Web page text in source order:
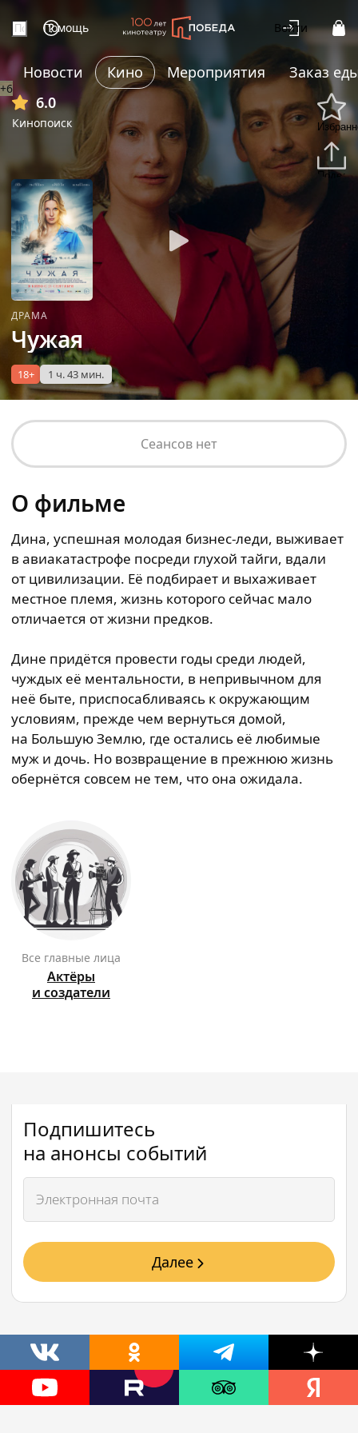
Помощь Войти
Новости Кино Мероприятия
Заказ
6.0
Кинопоиск
+6
ДРАМА
Чужая
18+ 1 ч. 43 мин.
Сеансов нет
О фильме
Дина, успешная молодая бизнес-леди, выживает
в авиакатастрофе посреди глухой тайги, вдали
от цивилизации. Её подбирает и выхаживает
местное племя, жизнь которого сейчас мало
отличается от жизни предков.
Дине придётся провести годы среди людей,
чуждых её ментальности, в непривычном для
неё быте, приспосабливаясь к окружающим
условиям, прежде чем вернуться домой,
на Большую Землю, где остались её любимые
муж и дочь. Но возвращение в прежнюю жизнь
обернётся совсем не тем, что она ожидала.
Все главные лица
Актёры
и создатели
Подпишитесь
на анонсы событий
Далее